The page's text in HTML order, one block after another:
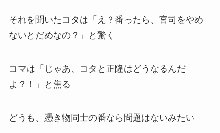
それを聞いたコタは「え？番ったら、宮司をやめ
ないとだめなの？」と驚く
コマは「じゃあ、コタと正隆はどうなるんだ
よ？！」と焦る
どうも、憑き物同士の番なら問題はないみたい